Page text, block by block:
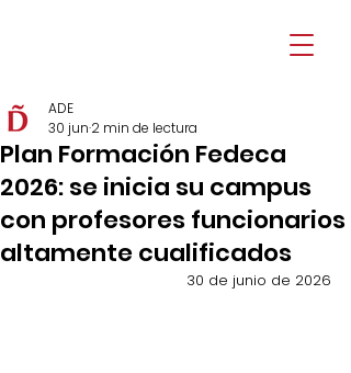
Plan Formación Fedeca
2026: se inicia su campus
con profesores funcionarios
altamente cualificados
ADE
30 jun 2 min de lectura
30 de junio de 2026